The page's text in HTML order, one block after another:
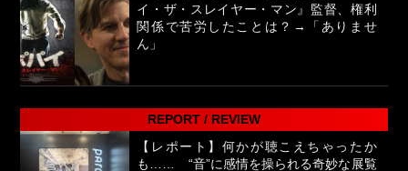
イ・ザ・スレイヤー・マン』監督、権利
関係で苦労したことは？→「ありませ
ん」
REPORT / REVIEW
【レポート】何かが聴こえちゃったか
も…… “音”に感情を操られる奇妙な展覧